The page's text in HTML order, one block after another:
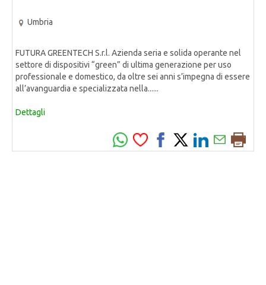
Umbria
FUTURA GREENTECH S.r.l. Azienda seria e solida operante nel
settore di dispositivi “green” di ultima generazione per uso
professionale e domestico, da oltre sei anni s’impegna di essere
all’avanguardia e specializzata nella......
Dettagli